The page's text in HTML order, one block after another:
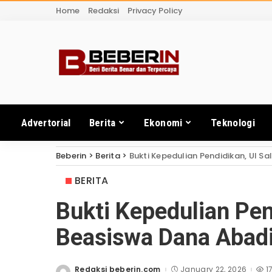
Home Redaksi Privacy Policy
Advertorial Berita Ekonomi Teknologi
Beberin > Berita> Bukti Kepedulian Pendidikan, UI
BERITA
Bukti Kepedulian
Beasiswa Dana
Redaksi beberin.com January 22, 2026